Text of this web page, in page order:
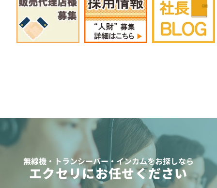
無線機・トランシーバー・インカムをお探しなら
エクセリにお任せください